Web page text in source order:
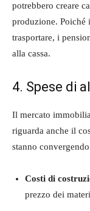
potrebbero creare
produzione. Poiché
trasportare, i
alla cassa.
4. Spese di
Il mercato
riguarda anche il
stanno
Costi di
prezzo dei